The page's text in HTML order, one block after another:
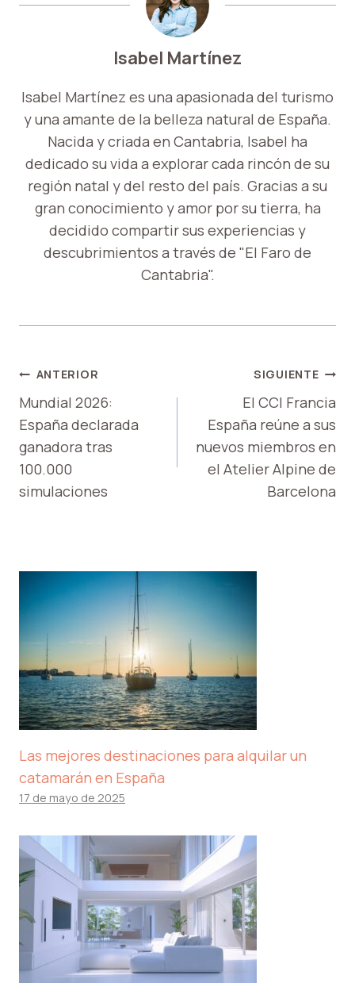
Isabel Martínez
Isabel Martínez es una apasionada del turismo
y una amante de la belleza natural de España.
Nacida y criada en Cantabria, Isabel ha
dedicado su vida a explorar cada rincón de su
región natal y del resto del país. Gracias a su
gran conocimiento y amor por su tierra, ha
decidido compartir sus experiencias y
descubrimientos a través de "El Faro de
Cantabria".
NAVEGACIÓN
DE
ENTRADAS
ANTERIOR
Mundial 2026:
España declarada
ganadora tras
100.000
simulaciones
SIGUIENTE
El CCI Francia
España reúne a sus
nuevos miembros en
el Atelier Alpine de
Barcelona
Las mejores destinaciones para alquilar un
catamarán en España
17 de mayo de 2025